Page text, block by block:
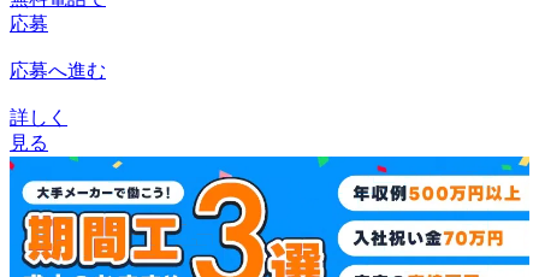
応募
応募へ進む
詳しく
見る